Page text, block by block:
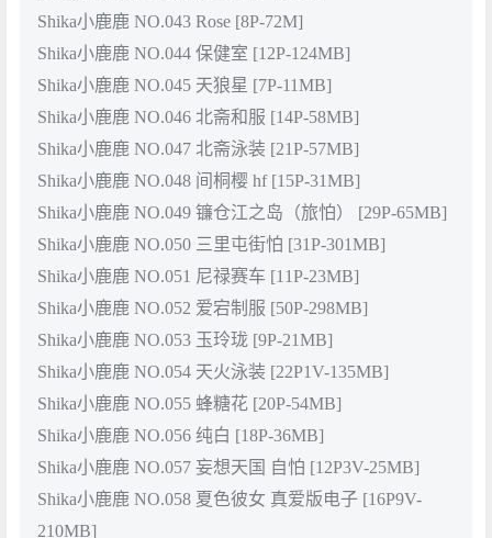
Shika小鹿鹿 NO.043 Rose [8P-72M]
Shika小鹿鹿 NO.044 保健室 [12P-124MB]
Shika小鹿鹿 NO.045 天狼星 [7P-11MB]
Shika小鹿鹿 NO.046 北斋和服 [14P-58MB]
Shika小鹿鹿 NO.047 北斋泳装 [21P-57MB]
Shika小鹿鹿 NO.048 间桐樱 hf [15P-31MB]
Shika小鹿鹿 NO.049 镰仓江之岛（旅怕） [29P-65MB]
Shika小鹿鹿 NO.050 三里屯街怕 [31P-301MB]
Shika小鹿鹿 NO.051 尼禄赛车 [11P-23MB]
Shika小鹿鹿 NO.052 爱宕制服 [50P-298MB]
Shika小鹿鹿 NO.053 玉玲珑 [9P-21MB]
Shika小鹿鹿 NO.054 天火泳装 [22P1V-135MB]
Shika小鹿鹿 NO.055 蜂糖花 [20P-54MB]
Shika小鹿鹿 NO.056 纯白 [18P-36MB]
Shika小鹿鹿 NO.057 妄想天国 自怕 [12P3V-25MB]
Shika小鹿鹿 NO.058 夏色彼女 真爱版电子 [16P9V-
210MB]